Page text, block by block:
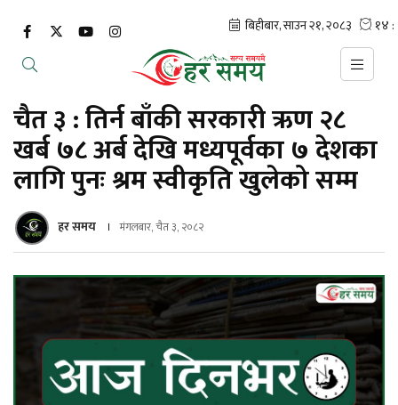
चैत ३ : तिर्न बाँकी सरकारी ऋण २८
खर्ब ७८ अर्ब देखि मध्यपूर्वका ७ देशका
लागि पुनः श्रम स्वीकृति खुलेको सम्म
हर समय मंगलबार, चैत ३, २०८२